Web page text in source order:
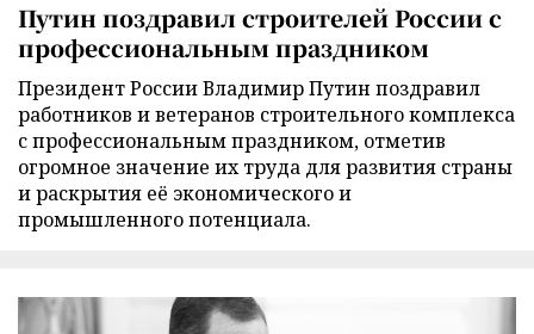
Путин поздравил строителей России с
профессиональным праздником
Президент России Владимир Путин поздравил
работников и ветеранов строительного комплекса
с профессиональным праздником, отметив
огромное значение их труда для развития страны
и раскрытия её экономического и
промышленного потенциала.